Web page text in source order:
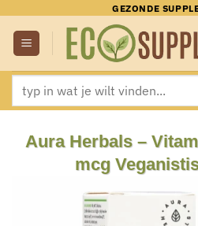
naar
inhoud
GEZONDE
Zoeken
naar:
Aura Herbals –
mcg